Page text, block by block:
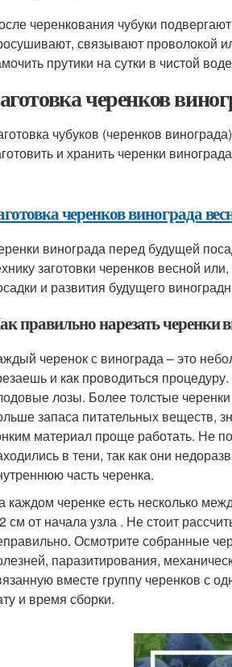
черенкования чубуки
связывают проволокой
прутики на сутки в чистой
черенков
чубуков (черенков
и хранить черенки
черенков винограда
винограда перед будущей
заготовки черенков весной
и развития будущего
правильно нарезать черенки
черенок с винограда – это
и как проводиться
лозы. Более толстые
запаса питательных веществ,
материал проще работать. Не
в тени, так как они
часть черенка.
каждом черенке есть несколько
см от начала узла . Не стоит
Осмотрите собранные
паразитирования,
вместе группу черенков с
и время сборки.